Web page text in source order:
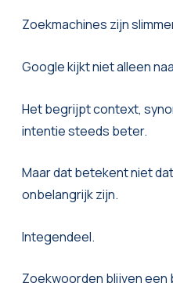
Zoekmachines zijn
Google kijkt niet alleen
Het begrijpt context,
intentie steeds beter.
Maar dat betekent niet
onbelangrijk zijn.
Integendeel.
Zoekwoorden blijven een